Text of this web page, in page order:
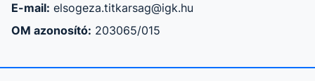
E-mail: elsogeza.titkarsag@igk.hu
OM azonosító: 203065/015